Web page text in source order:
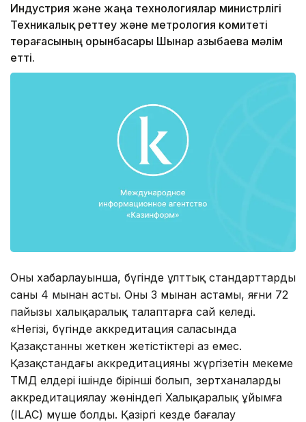
Индустрия және жаңа технологиялар министрлігі
Техникалық реттеу және метрология комитеті
төрағасының орынбасары Шынар Қазыбаева мәлім
етті.
Оның хабарлауынша, бүгінде ұлттық стандарттардың
саны 4 мыңнан асты. Оның 3 мыңнан астамы, яғни 72
пайызы халықаралық талаптарға сай келеді.
«Негізі, бүгінде аккредитация саласында
Қазақстанның жеткен жетістіктері аз емес.
Қазақстандағы аккредитацияны жүргізетін мекеме
ТМД елдері ішінде бірінші болып, зертханаларды
аккредитациялау жөніндегі Халықаралық ұйымға
(ILAC) мүше болды. Қазіргі кезде бағалау